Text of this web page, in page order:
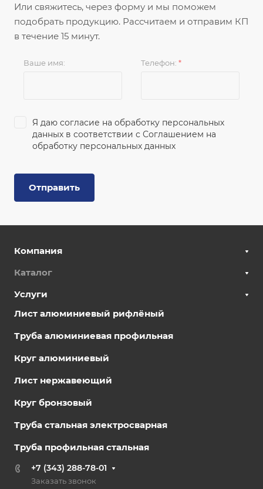
Или свяжитесь, через форму и мы поможем
подобрать продукцию. Рассчитаем и отправим КП
в течение 15 минут.
Ваше имя: Телефон: *
Я даю согласие на обработку персональных
данных в соответствии с Соглашением на
обработку персональных данных
Отправить
Компания
Каталог
Услуги
Лист алюминиевый рифлёный
Труба алюминиевая профильная
Круг алюминиевый
Лист нержавеющий
Круг бронзовый
Труба стальная электросварная
Труба профильная стальная
+7 (343) 288-78-01
Заказать звонок